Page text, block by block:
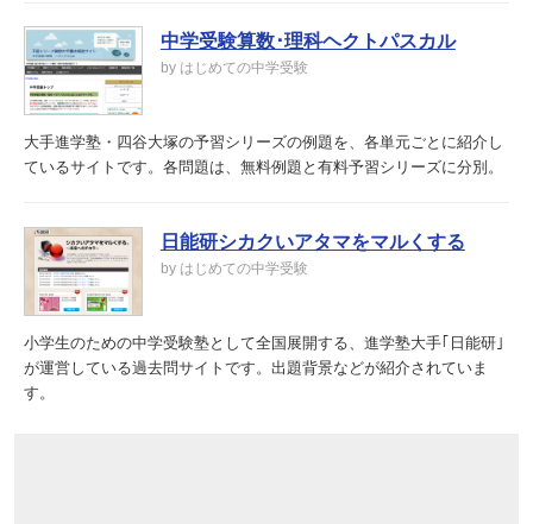
中学受験算数･理科ヘクトパスカル
by はじめての中学受験
大手進学塾・四谷大塚の予習シリーズの例題を、各単元ごとに紹介し
ているサイトです。各問題は、無料例題と有料予習シリーズに分別。
日能研シカクいアタマをマルくする
by はじめての中学受験
小学生のための中学受験塾として全国展開する、進学塾大手｢日能研｣
が運営している過去問サイトです。出題背景などが紹介されていま
す。